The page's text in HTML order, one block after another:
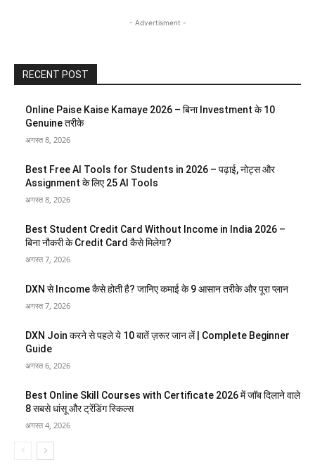
- Advertisment -
RECENT POST
Online Paise Kaise Kamaye 2026 – बिना Investment के 10
Genuine तरीके
अगस्त 8, 2026
Best Free AI Tools for Students in 2026 – पढ़ाई, नोट्स और
Assignment के लिए 25 AI Tools
अगस्त 8, 2026
Best Student Credit Card Without Income in India 2026 –
बिना नौकरी के Credit Card कैसे मिलेगा?
अगस्त 7, 2026
DXN से Income कैसे होती है? जानिए कमाई के 9 आसान तरीके और पूरा प्लान
अगस्त 7, 2026
DXN Join करने से पहले ये 10 बातें ज़रूर जान लें | Complete Beginner
Guide
अगस्त 6, 2026
Best Online Skill Courses with Certificate 2026 में जॉब दिलाने वाले
8 सबसे धांसू और ट्रेंडिंग स्किल्स
अगस्त 4, 2026